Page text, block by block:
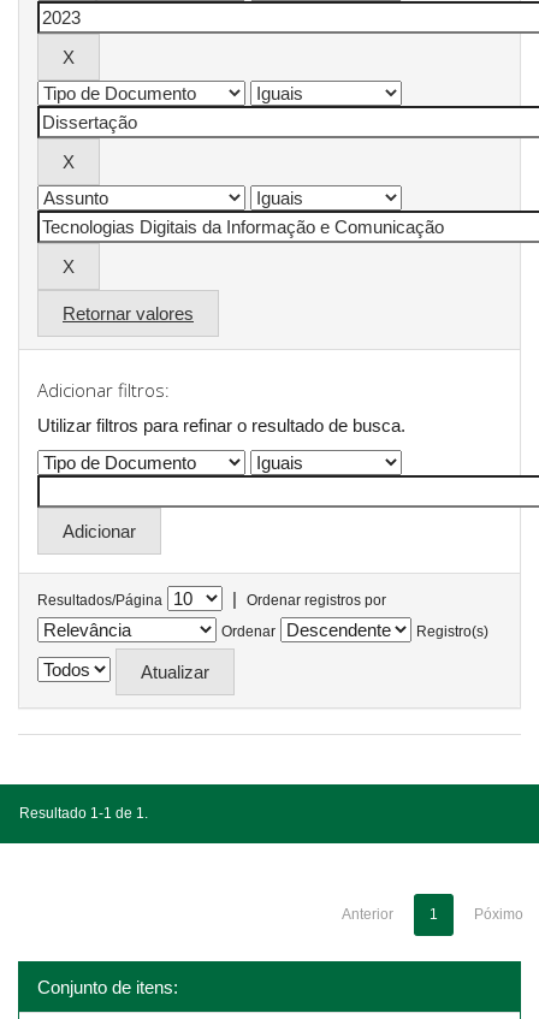
Retornar valores
Adicionar filtros:
Utilizar filtros para refinar o resultado de busca.
Resultados/Página |
Ordenar registros por
Ordenar
Registro(s)
Resultado 1-1 de 1.
Anterior 1 Póximo
Conjunto de itens: